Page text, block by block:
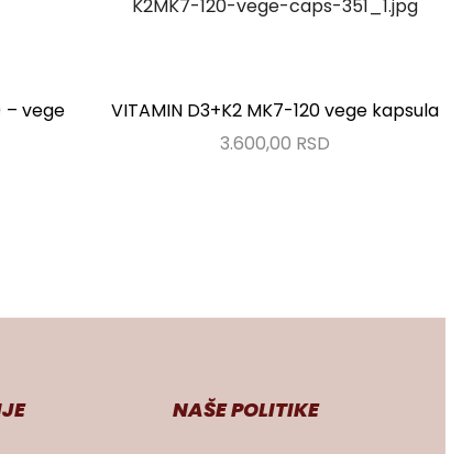
– vege
VITAMIN D3+K2 MK7-120 vege kapsula
3.600,00 RSD
NAŠE POLITIKE